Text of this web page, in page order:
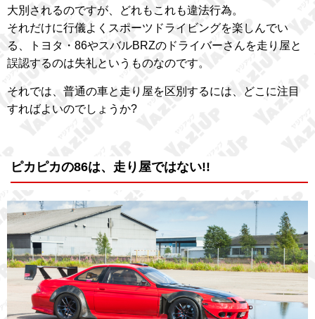
大別されるのですが、どれもこれも違法行為。
それだけに行儀よくスポーツドライビングを楽しんでい
る、トヨタ・86やスバルBRZのドライバーさんを走り屋と
誤認するのは失礼というものなのです。
それでは、普通の車と走り屋を区別するには、どこに注目
すればよいのでしょうか?
ピカピカの86は、走り屋ではない!!